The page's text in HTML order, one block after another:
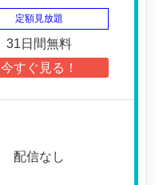
定額見放題
31日間無料
今すぐ見る！
配信なし